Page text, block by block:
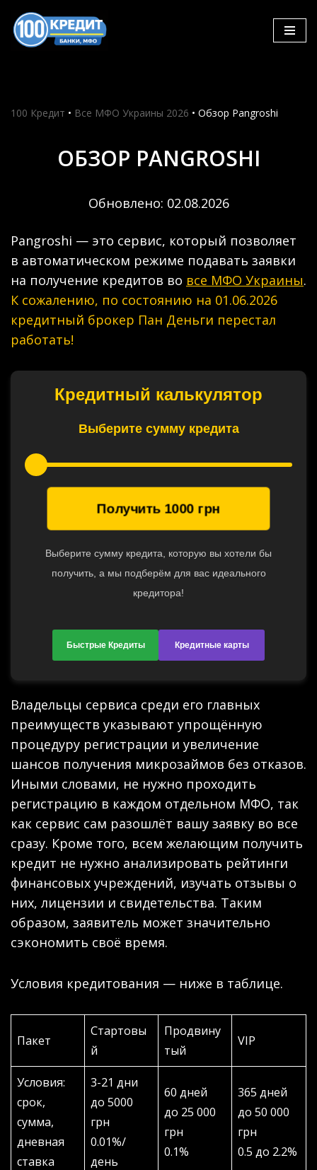
Skip
100 Кредит • Все МФО Украины 2026 • Обзор Pangroshi
ОБЗОР PANGROSHI
Обновлено: 02.08.2026
Pangroshi — это сервис, который позволяет
в автоматическом режиме подавать заявки
на получение кредитов во все МФО Украины.
К сожалению, по состоянию на 01.06.2026
кредитный брокер Пан Деньги перестал
работать!
Кредитный калькулятор
Выберите сумму кредита
Получить 1000грн
Выберите сумму кредита, которую вы хотели бы
получить, а мы подберём для вас идеального
кредитора!
Быстрые Кредиты Кредитные карты
Владельцы сервиса среди его главных
преимуществ указывают упрощённую
процедуру регистрации и увеличение
шансов получения микрозаймов без отказов.
Иными словами, не нужно проходить
регистрацию в каждом отдельном МФО, так
как сервис сам разошлёт вашу заявку во все
сразу. Кроме того, всем желающим получить
кредит не нужно анализировать рейтинги
финансовых учреждений, изучать отзывы о
них, лицензии и свидетельства. Таким
образом, заявитель может значительно
сэкономить своё время.
Условия кредитования — ниже в таблице.
Пакет
Стартовы
й
Продвину
тый
VIP
Условия:
срок,
сумма,
дневная
ставка
3-21 дни
до 5000
грн
0.01%/
день
60 дней
до 25 000
грн
0.1%
365 дней
до 50 000
грн
0.5 до 2.2%